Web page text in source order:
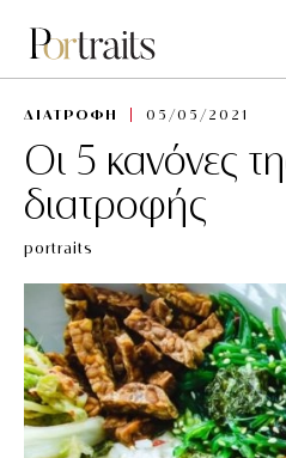
ΔΙΑΤΡΟΦΗ 05/05/2021
Oι 5 κανόνες
διατροφής
portraits